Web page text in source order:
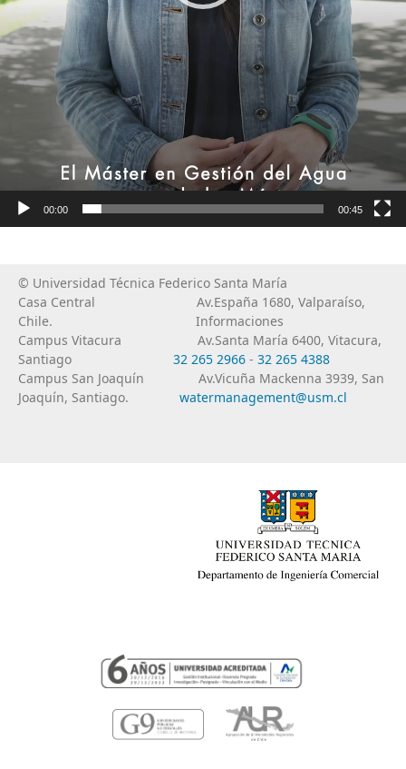
00:00 00:45
© Universidad Técnica Federico Santa María
Casa Central
Av.España 1680, Valparaíso,
Chile.
Informaciones
Campus Vitacura
Av.Santa María 6400, Vitacura,
Santiago
32 265 2966 - 32 265 4388
Campus San Joaquín
Av.Vicuña Mackenna 3939, San
Joaquín, Santiago.
watermanagement@usm.cl